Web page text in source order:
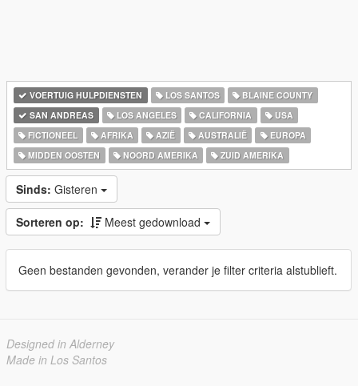
VOERTUIG HULPDIENSTEN LOS SANTOS
BLAINE COUNTY
SAN ANDREAS
LOS ANGELES CALIFORNIA
USA
FICTIONEEL
AFRIKA AZIË AUSTRALIË
EUROPA
MIDDEN OOSTEN
NOORD AMERIKA ZUID AMERIKA
Sinds: Gisteren
Sorteren op: Meest gedownload
Geen bestanden gevonden, verander je filter criteria alstublieft.
Designed in Alderney
Made in Los Santos